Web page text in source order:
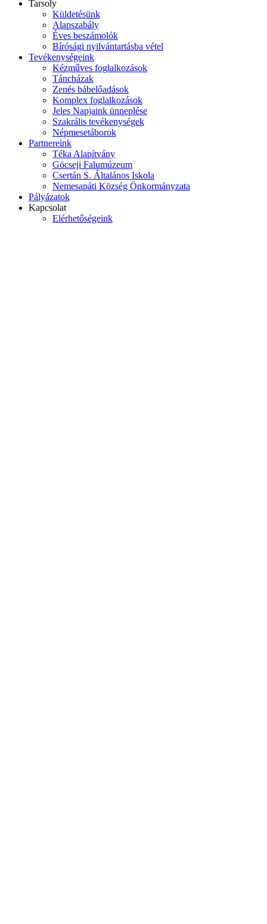
Tarsoly
Küldetésünk
Alapszabály
Éves beszámolók
Bírósági nyilvántartásba vétel
Tevékenységeink
Kézműves foglalkozások
Táncházak
Zenés bábelőadások
Komplex foglalkozások
Jeles Napjaink ünneplése
Szakrális tevékenységek
Népmesetáborok
Partnereink
Téka Alapítvány
Göcseji Falumúzeum
Csertán S. Általános Iskola
Nemesapáti Község Önkormányzata
Pályázatok
Kapcsolat
Elérhetőségeink